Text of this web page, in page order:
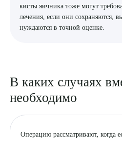
кисты яичника тоже могут
лечения, если они сохраняются,
нуждаются в точной оценке.
В каких случаях
необходимо
Операцию рассматривают, когда